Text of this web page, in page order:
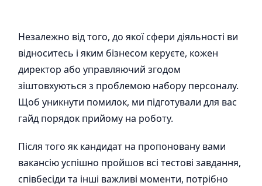
Незалежно від того, до якої сфери діяльності ви
відноситесь і яким бізнесом керуєте, кожен
директор або управляючий згодом
зіштовхуються з проблемою набору персоналу.
Щоб уникнути помилок, ми підготували для вас
гайд порядок прийому на роботу.
Після того як кандидат на пропоновану вами
вакансію успішно пройшов всі тестові завдання,
співбесіди та інші важливі моменти, потрібно